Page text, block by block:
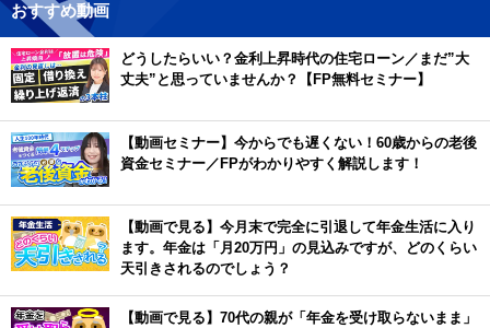
おすすめ動画
どうしたらいい？金利上昇時代の住宅ローン／まだ”大
丈夫”と思っていませんか？【FP無料セミナー】
【動画セミナー】今からでも遅くない！60歳からの老後
資金セミナー／FPがわかりやすく解説します！
【動画で見る】今月末で完全に引退して年金生活に入り
ます。年金は「月20万円」の見込みですが、どのくらい
天引きされるのでしょう？
【動画で見る】70代の親が「年金を受け取らないまま」